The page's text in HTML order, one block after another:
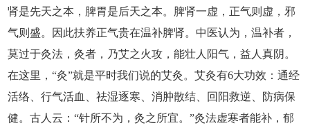
肾是先天之本，脾胃是后天之本。脾肾一虚，正气则虚，邪
气则盛。因此扶养正气贵在温补脾肾。中医认为，温补者，
莫过于灸法，灸者，乃艾之火攻，能壮人阳气，益人真阴。
在这里，“灸”就是平时我们说的艾灸。艾灸有6大功效：通经
活络、行气活血、祛湿逐寒、消肿散结、回阳救逆、防病保
健。古人云：“针所不为，灸之所宜。”灸法虚寒者能补，郁